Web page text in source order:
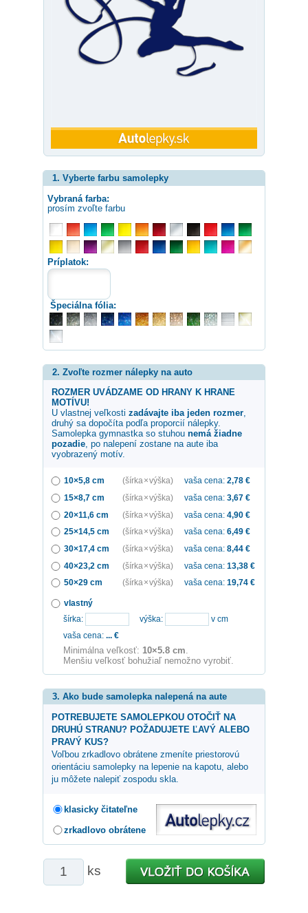
1. Vyberte farbu samolepky
Vybraná farba:
prosím zvoľte farbu
Príplatok:
Špeciálna fólia:
2. Zvoľte rozmer nálepky na auto
ROZMER UVÁDZAME OD HRANY K HRANE
MOTÍVU!
U vlastnej veľkosti zadávajte iba jeden rozmer,
druhý sa dopočíta podľa proporcií nálepky.
Samolepka gymnastka so stuhou nemá žiadne
pozadie, po nalepení zostane na aute iba
vyobrazený motív.
10×5,8 cm (šírka × výška) vaša cena: 2,78 €
15×8,7 cm
(šírka × výška) vaša cena: 3,67 €
20×11,6 cm
(šírka × výška) vaša cena: 4,90 €
25×14,5 cm
(šírka × výška) vaša cena: 6,49 €
30×17,4 cm
(šírka × výška) vaša cena: 8,44 €
40×23,2 cm
(šírka × výška) vaša cena: 13,38 €
50×29 cm
(šírka × výška) vaša cena: 19,74 €
vlastný
šírka:
výška:
v cm
vaša cena: ... €
Minimálna veľkosť: 10×5.8 cm
Menšiu veľkosť bohužiaľ nemožno vyrobiť.
3. Ako bude samolepka nalepená na aute
POTREBUJETE SAMOLEPKOU OTOČIŤ NA
DRUHÚ STRANU? POŽADUJETE ĽAVÝ ALEBO
PRAVÝ KUS?
Voľbou zrkadlovo obrátene zmeníte priestorovú
orientáciu samolepky na lepenie na kapotu, alebo
ju môžete nalepiť zospodu skla.
klasicky čitateľne
zrkadlovo obrátene
ks